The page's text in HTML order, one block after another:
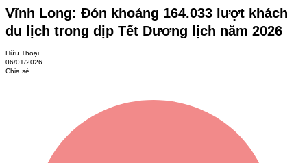
Vĩnh Long: Đón khoảng 164.033 lượt khách
du lịch trong dịp Tết Dương lịch năm 2026
Hữu Thoại
06/01/2026
Chia sẻ